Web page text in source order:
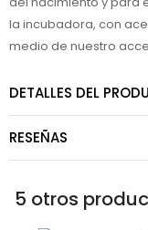
la incubadora, con
medio de nuestro
DETALLES DEL
RESEÑAS
5 otros